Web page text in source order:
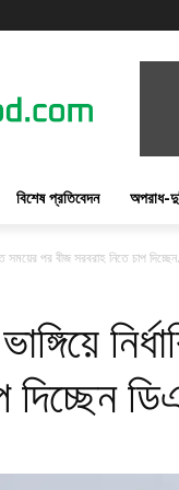
বিশেষ প্রতিবেদন অপরাধ-
সময়ের পর বীজ সরবরাহ নিতে চাপ
দিচ্ছেন